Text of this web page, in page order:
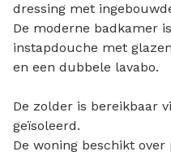
dressing met
De moderne badkamer
instapdouche met
en een dubbele lavabo.
De zolder is bereikbaar
geïsoleerd.
De woning beschikt